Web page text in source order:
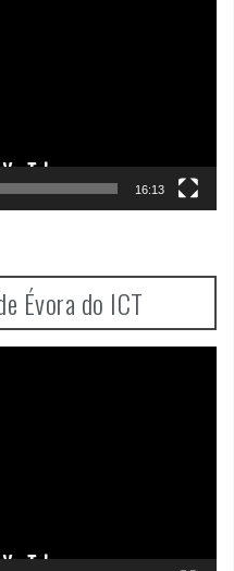
16:13
Évora do ICT